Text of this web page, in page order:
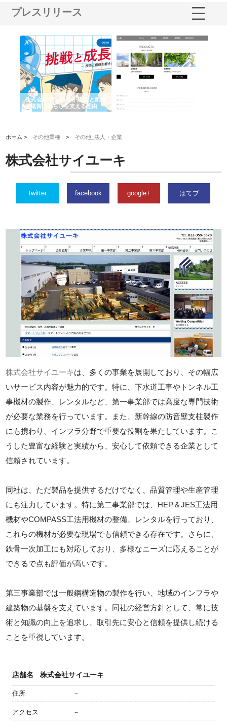
プレスリリース
ナツハラが建設と鋲螺
暮らしを支える理由
株式会社メタルエースの企業サ
イトが提供する充実した情報内
容とは
ホーム > その他業種 > その他_法人・企業
株式会社サイユーキ
twitter facebook google+ はてブ
株式会社サイユーキは、多くの事業を展開しており、その幅広
いサービス内容が魅力的です。特に、下水道工事やトンネル工
事機材の製作、レンタルなど、第一事業部では高度な専門技術
が必要な業務を行っています。また、新幹線の防音壁支柱製作
にも携わり、インフラ分野で重要な役割を果たしています。こ
うした豊富な経験と実績から、安心して依頼できる企業として
信頼されています。
同社は、ただ製品を提供するだけでなく、品質管理や生産管理
にも注力しています。特に第二事業部では、HEP＆JES工法用
機材やCOMPASS工法用機材の整備、レンタルを行っており、
これらの機材が必要な現場でも信頼できる存在です。さらに、
鉄骨一次加工にも対応しており、多様なニーズに応えることが
できるで点も評価が高いです。
第三事業部では一般鋼構造物の製作を行い、地域のインフラや
建築物の基盤を支えています。同社の経営方針として、常に技
術と知識の向上を追求し、取引先に安心と信頼を提供し続ける
ことを重視しています。
店舗名 株式会社サイユーキ
住所 －
アクセス －